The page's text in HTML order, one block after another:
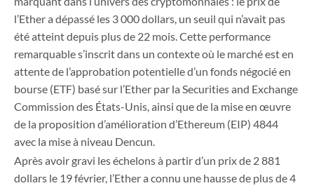
l’Ether a dépassé les 3 000 dollars, un seuil qui n’avait pas
été atteint depuis plus de 22 mois. Cette performance
remarquable s’inscrit dans un contexte où le marché est en
attente de l’approbation potentielle d’un fonds négocié en
bourse (ETF) basé sur l’Ether par la Securities and Exchange
Commission des États-Unis, ainsi que de la mise en œuvre
de la proposition d’amélioration d’Ethereum (EIP) 4844
avec la mise à niveau Dencun.
Après avoir gravi les échelons à partir d’un prix de 2 881
dollars le 19 février, l’Ether a connu une hausse de plus de 4